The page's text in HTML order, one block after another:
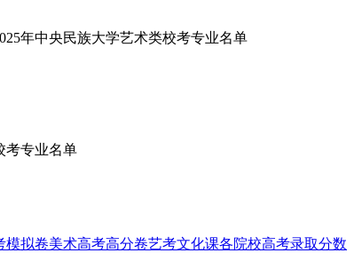
模拟卷美术高考高分卷艺考文化课各院校高考录取分数